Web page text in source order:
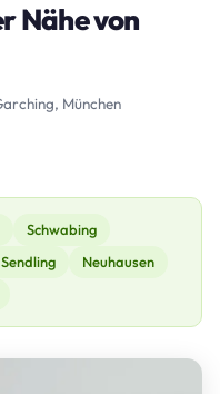
Nähe von
München
Schwabing
Sendling
Neuhausen